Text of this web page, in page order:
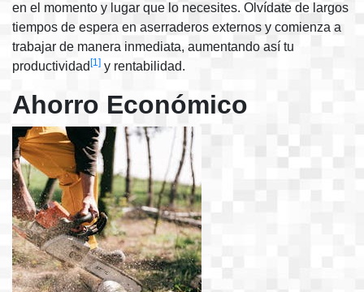
en el momento y lugar que lo necesites. Olvídate de largos
tiempos de espera en aserraderos externos y comienza a
trabajar de manera inmediata, aumentando así tu
productividad [1] y rentabilidad.
Ahorro Económico